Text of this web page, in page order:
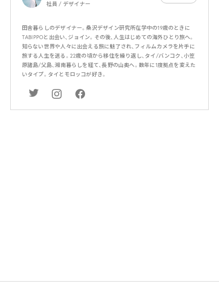
社員 / デザイナー
田舎暮らしのデザイナー。桑沢デザイン研究所在学中の19歳のときに
TABIPPOと出会い、ジョイン。その後、人生はじめての海外ひとり旅へ。
知らない世界や人々に出会える旅に魅了され、フィルムカメラを片手に
旅する人生を送る。22歳の頃から移住を繰り返し、タイ/バンコク、小笠
原諸島/父島、湘南暮らしを経て、長野の山奥へ。数年に1度拠点を変えた
いタイプ。タイとモロッコが好き。